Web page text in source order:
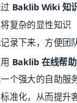
Baklib Wiki 知
复杂的显性知识
录下来，方便团
Baklib 在线帮
个强大的自助服
标准化，从而提